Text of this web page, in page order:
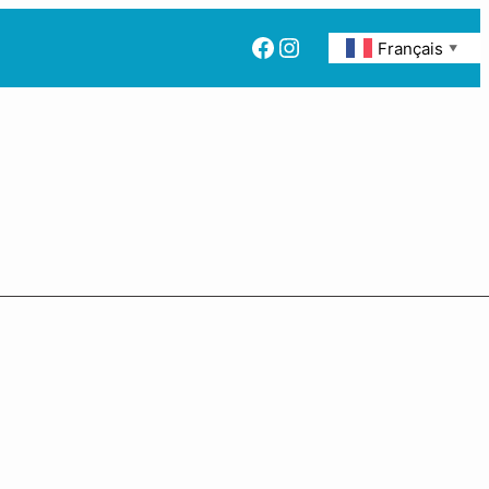
Facebook
InstagramFrançais ▼